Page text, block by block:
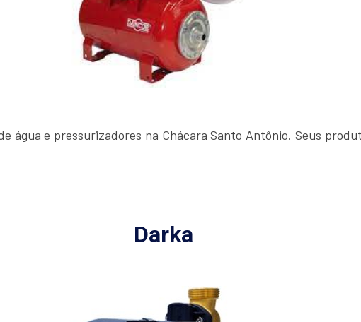
água e pressurizadores na Chácara Santo Antônio. Seus
Darka